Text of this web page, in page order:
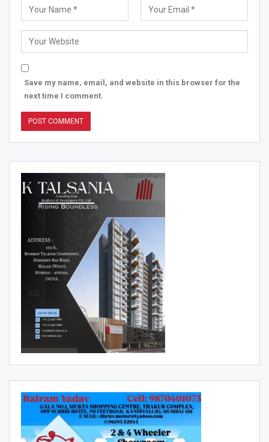
Save my name, email, and website in this browser for the
next time I comment.